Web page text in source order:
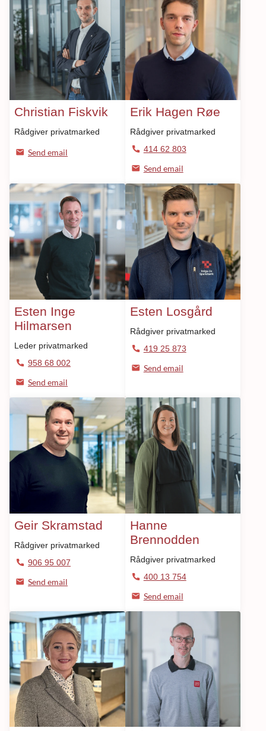
Christian Fiskvik
Rådgiver privatmarked
Send email
Erik Hagen Røe
Rådgiver privatmarked
414 62 803
Send email
Esten Inge
Hilmarsen
Leder privatmarked
958 68 002
Send email
Esten Losgård
Rådgiver privatmarked
419 25 873
Send email
Geir Skramstad
Rådgiver privatmarked
906 95 007
Send email
Hanne
Brennodden
Rådgiver privatmarked
400 13 754
Send email